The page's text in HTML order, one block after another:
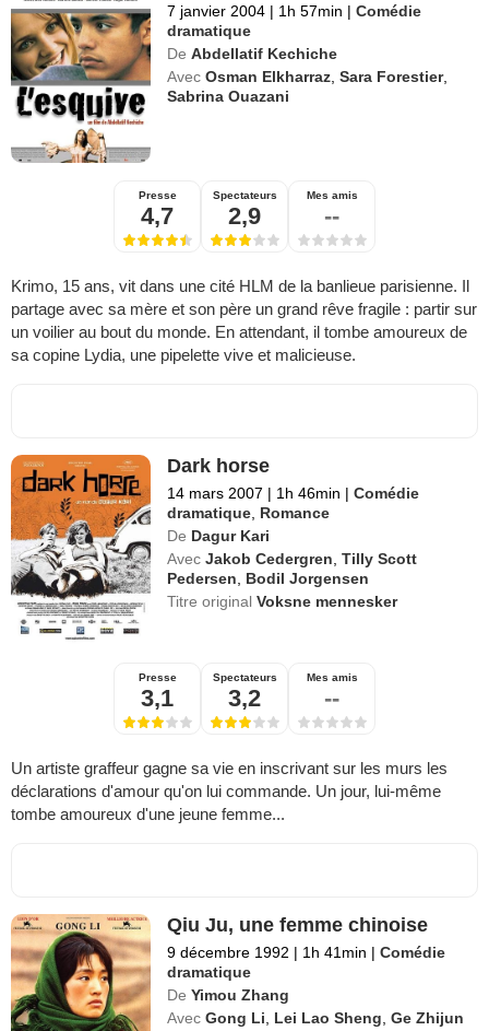
7 janvier 2004 | 1h 57min | Comédie
dramatique
De Abdellatif Kechiche
Avec Osman Elkharraz ,Sara Forestier,
Sabrina Ouazani
Presse
4,7
Spectateurs
2,9
Mes amis
--
Krimo, 15 ans, vit dans une cité HLM de la banlieue parisienne. Il
partage avec sa mère et son père un grand rêve fragile : partir sur
un voilier au bout du monde. En attendant, il tombe amoureux de
sa copine Lydia, une pipelette vive et malicieuse.
Dark horse
14 mars 2007 | 1h 46min | Comédie
dramatique Romance
De Dagur Kari
Avec Jakob Cedergren ,Tilly Scott
Pedersen
Bodil Jorgensen
Titre originalVoksne mennesker
Presse
3,1
Spectateurs
3,2
Mes amis
--
Un artiste graffeur gagne sa vie en inscrivant sur les murs les
déclarations d'amour qu'on lui commande. Un jour, lui-même
tombe amoureux d'une jeune femme...
Qiu Ju, une femme chinoise
9 décembre 1992 | 1h 41min | Comédie
dramatique
De Yimou Zhang
Avec Gong Li Lei Lao Sheng ,Ge Zhijun